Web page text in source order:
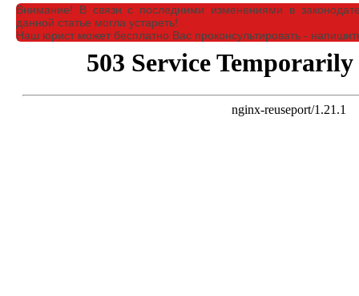
Внимание! В связи с последними изменениями в
данной статье могла устареть!
Наш юрист может бесплатно Вас проконсультировать -